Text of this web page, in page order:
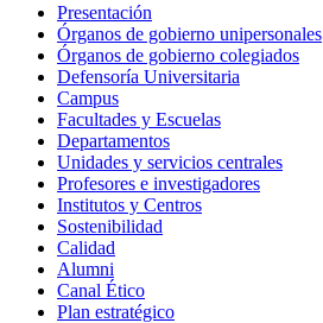
Presentación
Órganos de gobierno unipersonales
Órganos de gobierno colegiados
Defensoría Universitaria
Campus
Facultades y Escuelas
Departamentos
Unidades y servicios centrales
Profesores e investigadores
Institutos y Centros
Sostenibilidad
Calidad
Alumni
Canal Ético
Plan estratégico